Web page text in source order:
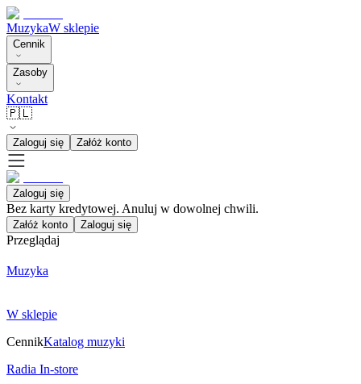
MuzykaW sklepie
Cennik
Zasoby
Kontakt
🇵🇱
Zaloguj się Załóż konto
Zaloguj się
Bez karty kredytowej. Anuluj w dowolnej chwili.
Załóż konto Zaloguj się
Przeglądaj
Muzyka
W sklepie
CennikKatalog muzyki
Radia In-store